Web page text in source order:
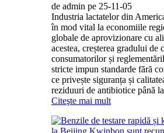
de admin pe 25-11-05
Industria lactatelor din
în mod vital la economiile
globale de aprovizionare cu
acestea, creșterea gradului de
consumatorilor și
stricte impun standarde fără
ce privește siguranța și
reziduuri de antibiotice până
Citeşte mai mult